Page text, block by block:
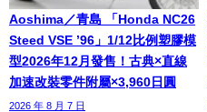
Aoshima／青島 「Honda NC26
Steed VSE ’96」1/12比例塑膠模
型2026年12月發售！古典×直線
加速改裝零件附屬×3,960日圓
2026 年 8 月 7 日